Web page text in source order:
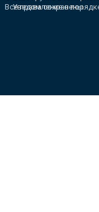
Все права сохранены.
Уведомление о